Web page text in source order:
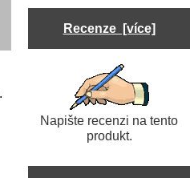
Recenze [více]
Napište recenzi na tento
produkt.